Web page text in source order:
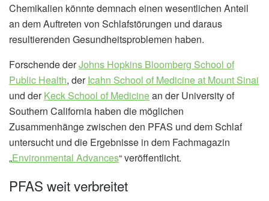
Chemikalien könnte demnach einen wesentlichen Anteil
an dem Auftreten von Schlafstörungen und daraus
resultierenden Gesundheitsproblemen haben.
Forschende derJohns Hopkins Bloomberg School of
Public Health, derIcahn School of Medicine at Mount Sinai
und derKeck School of Medicinean der University of
Southern California haben die möglichen
Zusammenhänge zwischen den PFAS und dem Schlaf
untersucht und die Ergebnisse in dem Fachmagazin
„Environmental Advances“ veröffentlicht.
PFAS weit verbreitet